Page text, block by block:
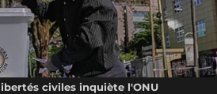
civiles inquiète l'ONU